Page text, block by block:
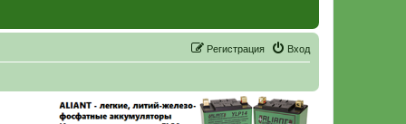
Вход
Регистрация